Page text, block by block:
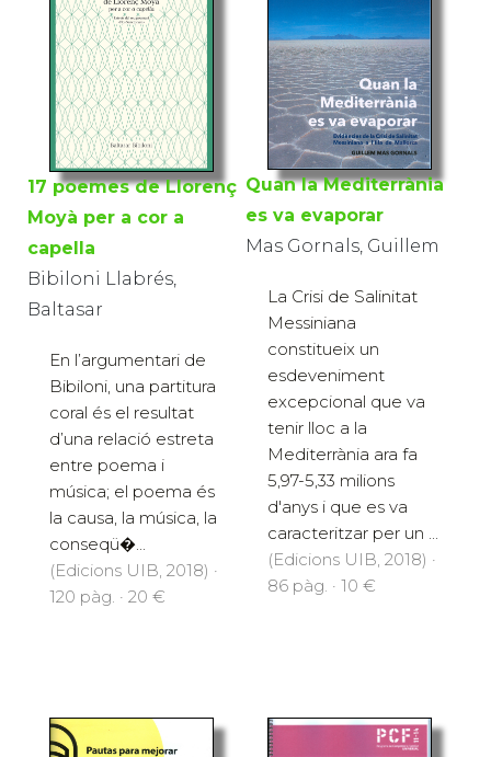
17 poemes de Llorenç
Moyà per a cor a
capella
Bibiloni Llabrés,
Baltasar
En l’argumentari de
Bibiloni, una partitura
coral és el resultat
d’una relació estreta
entre poema i
música; el poema és
la causa, la música, la
conseqü�...
(Edicions UIB, 2018) ·
120 pàg. · 20 €
Quan la Mediterrània
es va evaporar
Mas Gornals, Guillem
La Crisi de Salinitat
Messiniana
constitueix un
esdeveniment
excepcional que va
tenir lloc a la
Mediterrània ara fa
5,97-5,33 milions
d'anys i que es va
caracteritzar per un ...
(Edicions UIB, 2018) ·
86 pàg. · 10 €